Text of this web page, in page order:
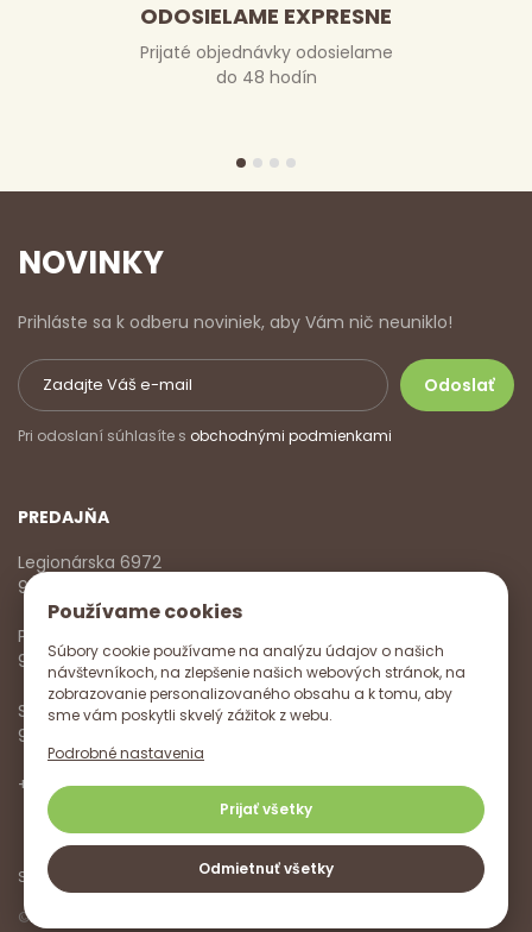
Používame cookies
Súbory cookie používame na analýzu údajov o našich
návštevníkoch, na zlepšenie našich webových stránok, na
zobrazovanie personalizovaného obsahu a k tomu, aby
sme vám poskytli skvelý zážitok z webu.
Podrobné nastavenia
Prijať všetky
Odmietnuť všetky
ODOSIELAME EXPRESNE
Prijaté objednávky odosielame
do 48 hodín
NOVINKY
Prihláste sa k odberu noviniek, aby Vám nič neuniklo!
Pri odoslaní súhlasíte s obchodnými podmienkami
PREDAJŇA
Legionárska 6972
911 01 Trenčín
Pondelok - Piatok
9:00 - 17:00
Sobota
9:00 - 12:00
+421 918 785 620,+421 915 572 350,info@vitanella.sk
© Vitanella 2026
Sledujte nás na